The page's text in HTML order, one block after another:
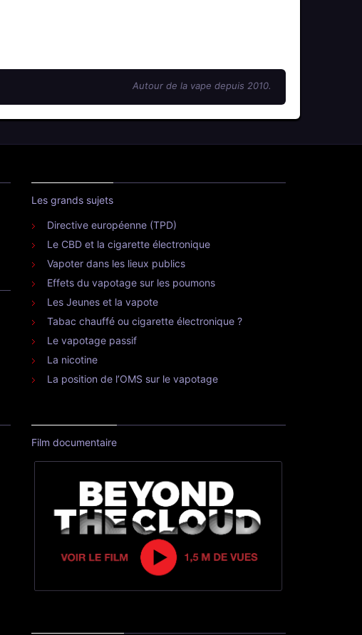
Autour de la vape depuis 2010.
Les grands sujets
Directive européenne (TPD)
Le CBD et la cigarette électronique
Vapoter dans les lieux publics
Effets du vapotage sur les poumons
Les Jeunes et la vapote
Tabac chauffé ou cigarette électronique ?
Le vapotage passif
La nicotine
La position de l’OMS sur le vapotage
Film documentaire